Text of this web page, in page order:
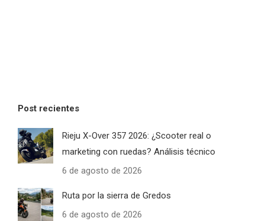
Post recientes
Rieju X-Over 357 2026: ¿Scooter real o
marketing con ruedas? Análisis técnico
6 de agosto de 2026
Ruta por la sierra de Gredos
6 de agosto de 2026